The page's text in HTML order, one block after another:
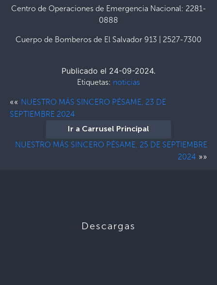
Centro de Operaciones de Emergencia Nacional: 2281-
0888
Cuerpo de Bomberos de El Salvador 913 | 2527-7300
Publicado el 24-09-2024.
Etiquetas: noticias
«« NUESTRO MÁS SINCERO PÉSAME, 23 DE
SEPTIEMBRE 2024
Ir a Carrusel Principal
NUESTRO MÁS SINCERO PÉSAME, 25 DE SEPTIEMBRE
2024 »»
Descargas